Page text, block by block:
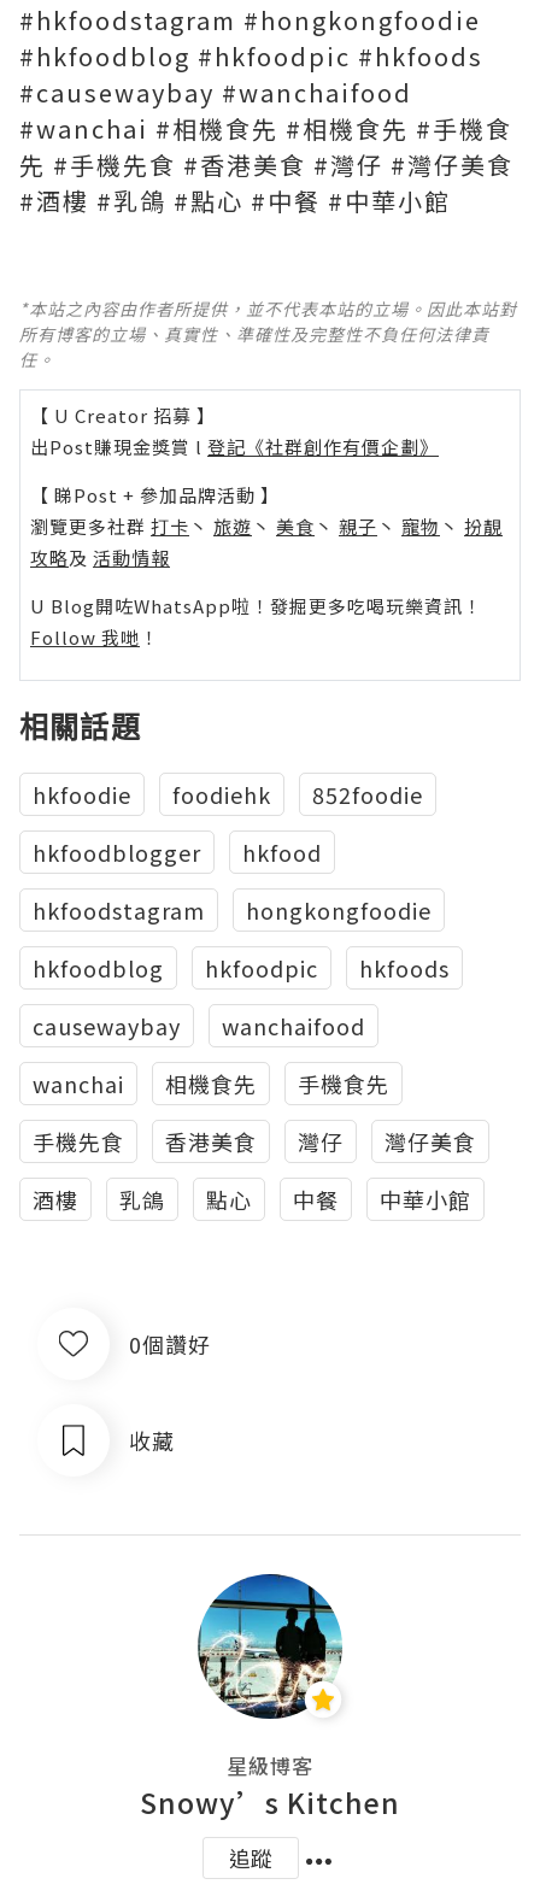
#hkfoodstagram #hongkongfoodie
#hkfoodblog #hkfoodpic #hkfoods
#causewaybay #wanchaifood
#wanchai #相機食先 #相機食先 #手機食
先 #手機先食 #香港美食 #灣仔 #灣仔美食
#酒樓 #乳鴿 #點心 #中餐 #中華小館
*本站之內容由作者所提供，並不代表本站的立場。因此本站對
所有博客的立場、真實性、準確性及完整性不負任何法律責
任。
【 U Creator 招募 】
出Post賺現金獎賞 l 登記《社群創作有價企劃》
【 睇Post + 參加品牌活動 】
瀏覽更多社群 打卡 丶 旅遊 丶 美食 丶 親子 丶 寵物 丶 扮靚
攻略及 活動情報
U Blog開咗WhatsApp啦！發掘更多吃喝玩樂資訊！
Follow 我哋 ！
相關話題
hkfoodie foodiehk
852foodie
hkfoodblogger
hkfood
hkfoodstagram
hongkongfoodie
hkfoodblog
hkfoodpic
hkfoods
causewaybay
wanchaifood
wanchai
相機食先
手機食先
手機先食
香港美食 灣仔
灣仔美食
酒樓
乳鴿 點心 中餐 中華小館
0個讚好
收藏
星級博客
Snowy’s Kitchen
追蹤